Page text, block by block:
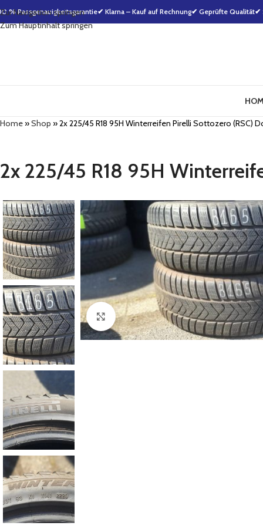
Zur Navigation springen
Zum Hauptinhalt springen
% Passgenauigkeitsgarantie✔ Klarna – Kauf auf Rechnung✔ Geprüfte Qualität✔
Home»Shop »2x 225/45 R18 95H Winterreifen Pirelli Sottozero (RSC)
2x 225/45 R18 95H
Zum Vergrößern klicken